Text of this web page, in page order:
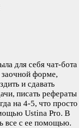
для себя чат-бота
форме,
и сдавать
писать рефераты
на 4-5, что просто
Ustina Pro. В
все с ее помощью.